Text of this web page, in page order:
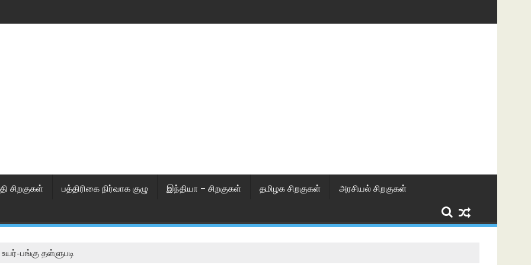
சிறகுகள் பத்திரிகை நிர்வாக குழு இந்தியா – சிறகுகள் தமிழக சிறகுகள் அரசியல் சிறகுகள்
பங்கு தள்ளுபடி